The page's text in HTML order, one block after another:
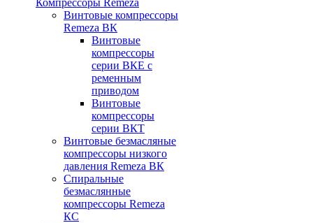
Компрессоры Remeza
Винтовые компрессоры
Remeza ВК
Винтовые
компрессоры
серии ВКЕ с
ременным
приводом
Винтовые
компрессоры
серии ВКТ
Винтовые безмасляные
компрессоры низкого
давления Remeza ВК
Спиральные
безмаслянные
компрессоры Remeza
КС